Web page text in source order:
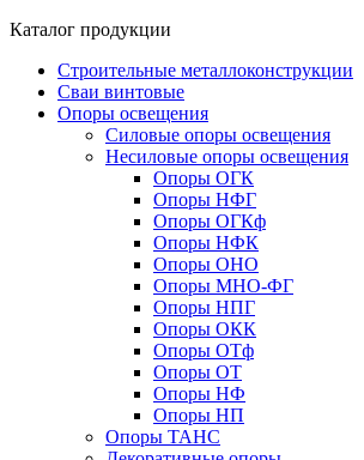
Каталог продукции
Строительные металлоконструкции
Сваи винтовые
Опоры освещения
Силовые опоры освещения
Несиловые опоры освещения
Опоры ОГК
Опоры НФГ
Опоры ОГКф
Опоры НФК
Опоры ОНО
Опоры МНО-ФГ
Опоры НПГ
Опоры ОКК
Опоры ОТф
Опоры ОТ
Опоры НФ
Опоры НП
Опоры ТАНС